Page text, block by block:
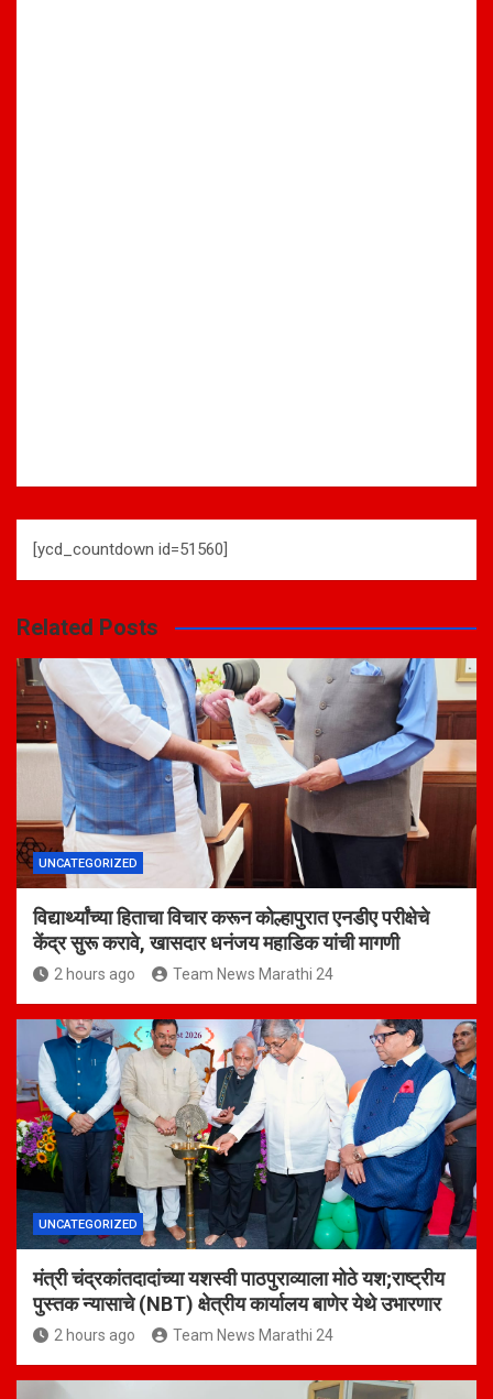
[ycd_countdown id=51560]
Related Posts
UNCATEGORIZED
विद्यार्थ्यांच्या हिताचा विचार करून कोल्हापुरात एनडीए परीक्षेचे
केंद्र सुरू करावे, खासदार धनंजय महाडिक यांची मागणी
2 hours ago Team News Marathi 24
UNCATEGORIZED
मंत्री चंद्रकांतदादांच्या यशस्वी पाठपुराव्याला मोठे यश;राष्ट्रीय
पुस्तक न्यासाचे (NBT) क्षेत्रीय कार्यालय बाणेर येथे उभारणार
2 hours ago Team News Marathi 24